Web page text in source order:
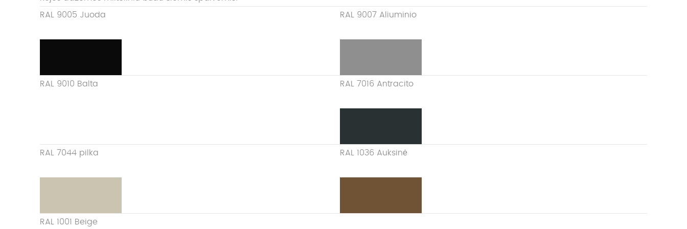
RAL 9005 Juoda RAL 9007 Aliuminio
RAL 9010 Balta RAL 7016 Antracito
RAL 7044 pilka RAL 1036 Auksinė
RAL 1001 Beige